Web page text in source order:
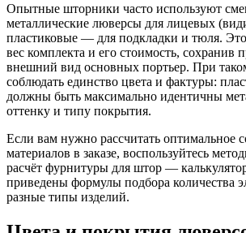
Опытные шторники часто используют
металлические люверсы для лицевых
пластиковые — для подкладки и тюля. Это
вес комплекта и его стоимость, сохранив
внешний вид основных портьер. При
соблюдать единство цвета и фактуры:
должны быть максимально идентичны
оттенку и типу покрытия.
Если вам нужно рассчитать оптимальное
материалов в заказе, воспользуйтесь
расчёт фурнитуры для штор —
приведены формулы подбора количества
разные типы изделий.